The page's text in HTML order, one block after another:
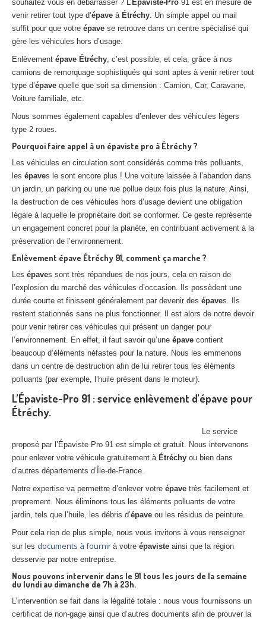
souhaitez vous en débarrasser ? L’ Épaviste-Pro 91 est en mesure de
venir retirer tout type d’épave à Étréchy. Un simple appel ou mail
suffit pour que votre épave se retrouve dans un centre spécialisé qui
gère les véhicules hors d’usage.
Enlèvement épave Étréchy, c’est possible, et cela, grâce à nos
camions de remorquage sophistiqués qui sont aptes à venir retirer tout
type d’épave quelle que soit sa dimension : Camion, Car, Caravane,
Voiture familiale, etc.
Nous sommes également capables d’enlever des véhicules légers
type 2 roues.
Pourquoi faire appel à un épaviste pro à Étréchy?
Les véhicules en circulation sont considérés comme très polluants,
les épaves le sont encore plus ! Une voiture laissée à l’abandon dans
un jardin, un parking ou une rue pollue deux fois plus la nature. Ainsi,
la destruction de ces véhicules hors d’usage devient une obligation
légale à laquelle le propriétaire doit se conformer. Ce geste représente
un engagement concret pour la planète, en contribuant activement à la
préservation de l’environnement.
Enlèvement épave Étréchy 91, comment ça marche ?
Les épaves sont très répandues de nos jours, cela en raison de
l’explosion du marché des véhicules d’occasion. Ils possèdent une
durée courte et finissent généralement par devenir des épaves. Ils
restent stationnés sans ne plus fonctionner. Il est alors de notre devoir
pour venir retirer ces véhicules qui présent un danger pour
l’environnement. En effet, il faut savoir qu’une épave contient
beaucoup d’éléments néfastes pour la nature. Nous les emmenons
dans un centre de destruction afin de lui retirer tous les éléments
polluants (par exemple, l’huile présent dans le moteur).
L’Épaviste-Pro 91 : service enlèvement d’épave pour
Étréchy.
Le service
proposé par l’Épaviste Pro 91 est simple et gratuit. Nous intervenons
pour enlever votre véhicule gratuitement à Étréchy ou bien dans
d’autres départements d’Île-de-France.
Notre expertise va permettre d’enlever votre épave très facilement et
proprement. Nous éliminons tous les éléments polluants de votre
jardin, tels que l’huile, les débris d’épave ou les résidus de peinture.
Pour cela rien de plus simple, nous vous invitons à vous renseigner
sur les documents à fournir à votre épaviste ainsi que la région
desservie par notre entreprise.
Nous pouvons intervenir dans le 91 tous les jours de la semaine
du lundi au dimanche de 7h à 23h.
L’intervention se fait dans la légalité totale : nous vous fournissons un
certificat de non-gage ainsi que d’autres documents afin de prouver la